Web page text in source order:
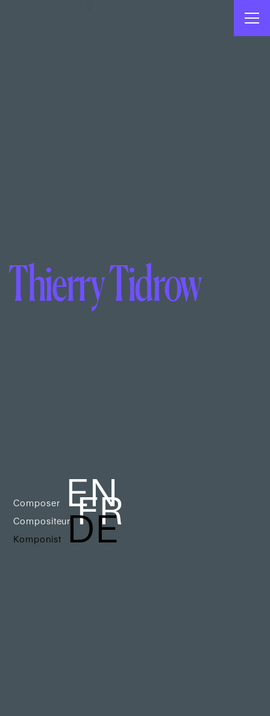
Thierry Tidrow
Composer EN
CompositeurFR
Komponist DE